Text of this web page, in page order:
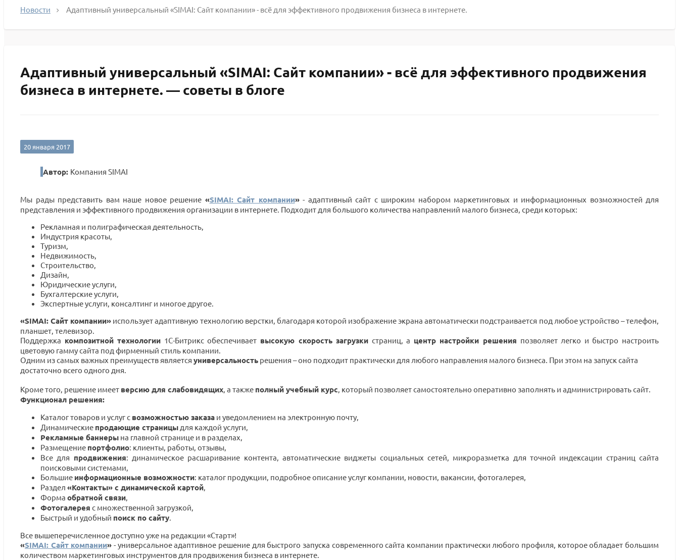
Новости Адаптивный универсальный «SIMAI: Сайт компании» - всё для эффективного продвижения бизнеса в интернете.
Адаптивный универсальный «SIMAI: Сайт компании» - всё для эффективного продвижения
бизнеса в интернете. — советы в блоге
20 января 2017
Автор: Компания SIMAI
Мы рады представить вам наше новое решение «SIMAI: Сайт компании»- адаптивный сайт с широким набором маркетинговых и информационных возможностей для
представления и эффективного продвижения организации в интернете. Подходит для большого количества направлений малого бизнеса, среди которых:
Рекламная и полиграфическая деятельность,
Индустрия красоты,
Туризм,
Недвижимость,
Строительство,
Дизайн,
Юридические услуги,
Бухгалтерские услуги,
Экспертные услуги, консалтинг и многое другое.
«SIMAI: Сайт компании» использует адаптивную технологию верстки, благодаря которой изображение экрана автоматически подстраивается под любое устройство – телефон,
планшет, телевизор.
Поддержка композитной технологии 1С-Битрикс обеспечивает высокую скорость загрузки страниц, а центр настройки решения позволяет легко и быстро настроить
цветовую гамму сайта под фирменный стиль компании.
Одним из самых важных преимуществ является универсальность решения – оно подходит практически для любого направления малого бизнеса. При этом на запуск сайта
достаточно всего одного дня.
Кроме того, решение имеет версию для слабовидящих, а также полный учебный курс, который позволяет самостоятельно оперативно заполнять и администрировать сайт.
Функционал решения:
Каталог товаров и услуг с возможностью заказа и уведомлением на электронную почту,
Динамические продающие страницы для каждой услуги,
Рекламные баннеры на главной странице и в разделах,
Размещение портфолио: клиенты, работы, отзывы,
Все для продвижения: динамическое расшаривание контента, автоматические виджеты социальных сетей, микроразметка для точной индексации страниц сайта
поисковыми системами,
Большие информационные возможности: каталог продукции, подробное описание услуг компании, новости, вакансии, фотогалерея,
Раздел «Контакты» с динамической картой,
Форма обратной связи,
Фотогалерея с множественной загрузкой,
Быстрый и удобный поиск по сайту.
Все вышеперечисленное доступно уже на редакции «Старт»!
«SIMAI: Сайт компании» - универсальное адаптивное решение для быстрого запуска современного сайта компании практически любого профиля, которое обладает большим
количеством маркетинговых инструментов для продвижения бизнеса в интернете.